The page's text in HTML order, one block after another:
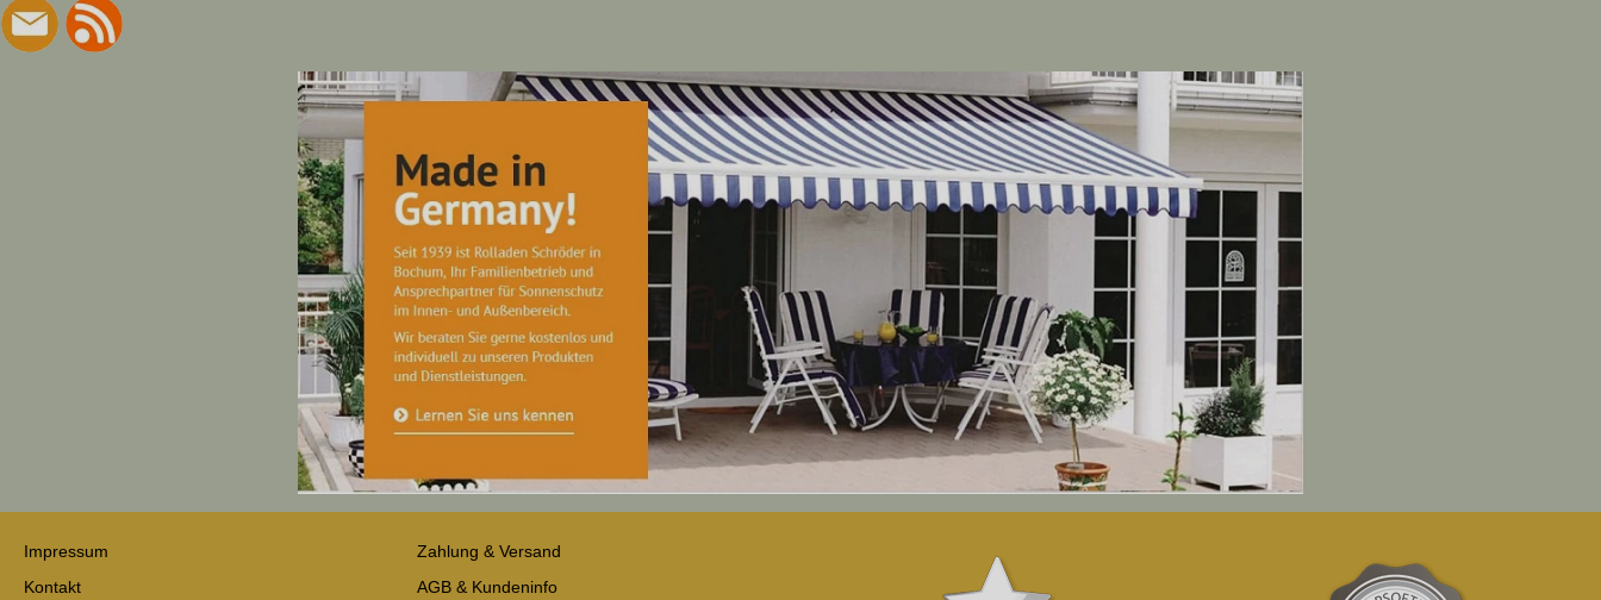
Impressum
Kontakt
Zahlung & Versand
AGB & Kundeninfo